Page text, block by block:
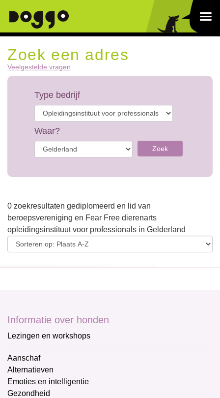
Zoek een adres
Veelgestelde vragen
Type bedrijf
Waar?
Zoek
0 zoekresultaten gediplomeerd en lid van
beroepsvereniging en Fear Free dierenarts
opleidingsinstituut voor professionals in Gelderland
Informatie over honden
Lezingen en workshops
Aanschaf
Alternatieven
Emoties en intelligentie
Gezondheid